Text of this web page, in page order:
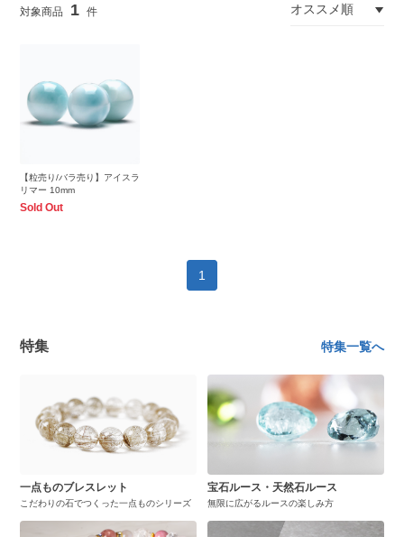
1
【粒売り/バラ売り】アイスラ
リマー 10mm
Sold Out
1
特集 特集一覧へ
一点ものブレスレット
こだわりの石でつくった一点ものシリーズ
宝石ルース・天然石ルース
無限に広がるルースの楽しみ方